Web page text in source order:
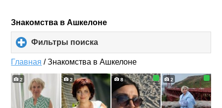
Знакомства в Ашкелоне
Фильтры поиска
to
expand
contents
Главная /Знакомства в Ашкелоне
2 2 8 2